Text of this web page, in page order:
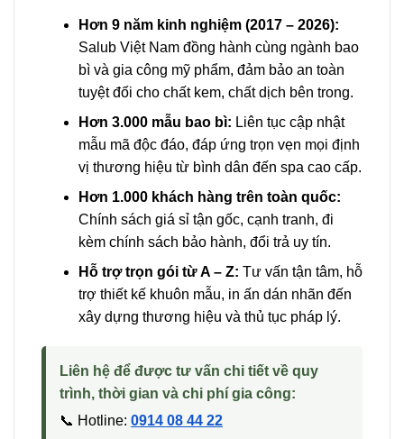
Hơn 9 năm kinh nghiệm (2017 – 2026):
Salub Việt Nam đồng hành cùng ngành bao
bì và gia công mỹ phẩm, đảm bảo an toàn
tuyệt đối cho chất kem, chất dịch bên trong.
Hơn 3.000 mẫu bao bì: Liên tục cập nhật
mẫu mã độc đáo, đáp ứng trọn vẹn mọi định
vị thương hiệu từ bình dân đến spa cao cấp.
Hơn 1.000 khách hàng trên toàn quốc:
Chính sách giá sỉ tận gốc, cạnh tranh, đi
kèm chính sách bảo hành, đổi trả uy tín.
Hỗ trợ trọn gói từ A – Z: Tư vấn tận tâm, hỗ
trợ thiết kế khuôn mẫu, in ấn dán nhãn đến
xây dựng thương hiệu và thủ tục pháp lý.
Liên hệ để được tư vấn chi tiết về quy
trình, thời gian và chi phí gia công:
📞 Hotline: 0914 08 44 22